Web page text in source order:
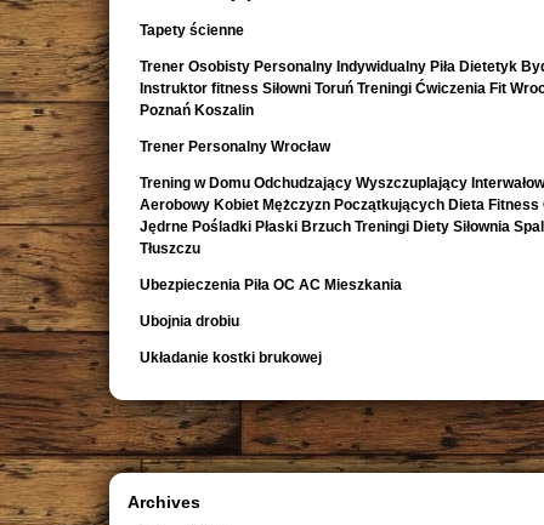
Tapety ścienne
Trener Osobisty Personalny Indywidualny Piła Dietetyk
Instruktor fitness Siłowni Toruń Treningi Ćwiczenia Fit
Poznań Koszalin
Trener Personalny Wrocław
Trening w Domu Odchudzający Wyszczuplający
Aerobowy Kobiet Mężczyzn Początkujących Dieta Fitness
Jędrne Pośladki Płaski Brzuch Treningi Diety Siłownia
Tłuszczu
Ubezpieczenia Piła OC AC Mieszkania
Ubojnia drobiu
Układanie kostki brukowej
Archives